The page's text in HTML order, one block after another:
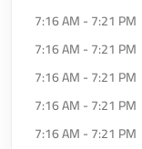
7:16 AM - 7:21 PM
7:16 AM - 7:21 PM
7:16 AM - 7:21 PM
7:16 AM - 7:21 PM
7:16 AM - 7:21 PM